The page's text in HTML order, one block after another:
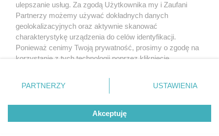
O nas
Informacje prawne
Nasze serwisy
ulepszanie usług. Za zgodą Użytkownika my i Zaufani
Partnerzy możemy używać dokładnych danych
geolokalizacyjnych oraz aktywnie skanować
charakterystykę urządzenia do celów identyfikacji.
Ponieważ cenimy Twoją prywatność, prosimy o zgodę na
korzystanie z tych technologii poprzez kliknięcie
zmienić/wycofać klikając przycisk ustawień prywatności
znajdujący się w lewym dolnym rogu strony
rodzaje przetwarzania danych nie wymagają zgody
użytkownika, ale masz prawo sprzeciwić się takiemu
przetwarzaniu. Preferencje będą miały zastosowanie tylko
PARTNERZY USTAWIENIA
Akceptuję